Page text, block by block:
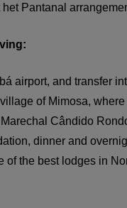
Pantanal
airport, and transfer
of Mimosa,
Cândido
dinner and
of the best lodges in